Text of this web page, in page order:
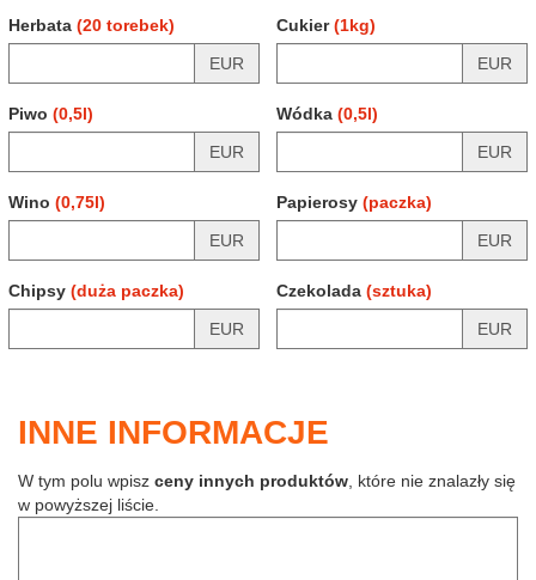
Herbata (20 torebek)
EUR
Cukier(1kg)
EUR
Piwo (0,5l)
EUR
Wódka (0,5l)
EUR
Wino (0,75l)
EUR
Papierosy (paczka)
EUR
Chipsy (duża paczka)
EUR
Czekolada (sztuka)
EUR
INNE INFORMACJE
W tym polu wpisz ceny innych produktów , które nie znalazły się
w powyższej liście.